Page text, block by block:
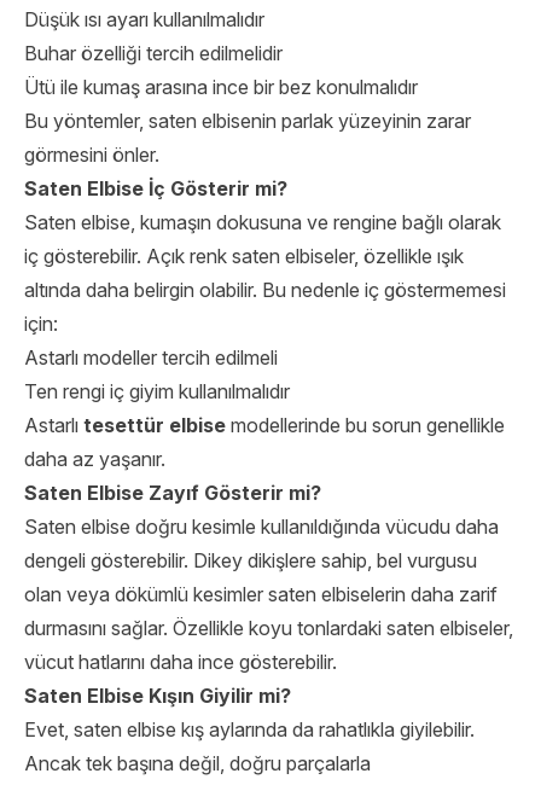
Düşük ısı ayarı kullanılmalıdır
Buhar özelliği tercih edilmelidir
Ütü ile kumaş arasına ince bir bez konulmalıdır
Bu yöntemler, saten elbisenin parlak yüzeyinin zarar
görmesini önler.
Saten Elbise İç Gösterir mi?
Saten elbise, kumaşın dokusuna ve rengine bağlı olarak
iç gösterebilir. Açık renk saten elbiseler, özellikle ışık
altında daha belirgin olabilir. Bu nedenle iç göstermemesi
için:
Astarlı modeller tercih edilmeli
Ten rengi iç giyim kullanılmalıdır
Astarlı tesettür elbise modellerinde bu sorun genellikle
daha az yaşanır.
Saten Elbise Zayıf Gösterir mi?
Saten elbise doğru kesimle kullanıldığında vücudu daha
dengeli gösterebilir. Dikey dikişlere sahip, bel vurgusu
olan veya dökümlü kesimler saten elbiselerin daha zarif
durmasını sağlar. Özellikle koyu tonlardaki saten elbiseler,
vücut hatlarını daha ince gösterebilir.
Saten Elbise Kışın Giyilir mi?
Evet, saten elbise kış aylarında da rahatlıkla giyilebilir.
Ancak tek başına değil, doğru parçalarla